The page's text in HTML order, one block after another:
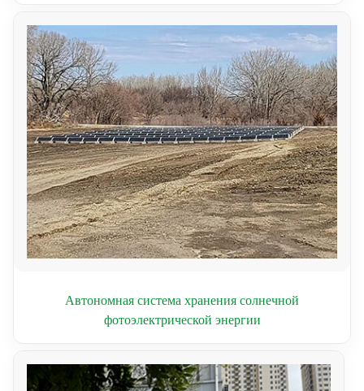
Автономная система хранения солнечной
фотоэлектрической энергии